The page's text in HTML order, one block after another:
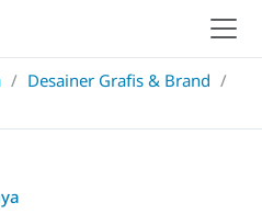
/ Desainer Grafis & Brand /